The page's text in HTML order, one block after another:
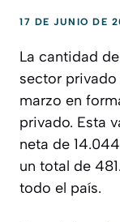
17 DE JUNIO DE
La cantidad
sector
marzo en
privado. Esta
neta de
un total de
todo el país.